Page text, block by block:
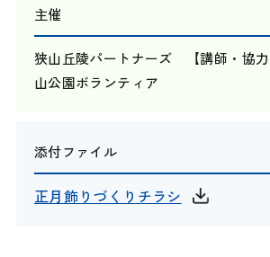
主催
狭山丘陵パートナーズ 【講師・協
山公園ボランティア
添付ファイル
正月飾りづくりチラシ